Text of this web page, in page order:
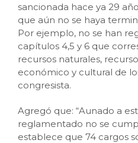
sancionada hace ya 29
que aún no se haya
Por ejemplo, no se han
capítulos 4,5 y 6 que
recursos naturales,
económico y cultural de
congresista.
Agregó que: “Aunado a
reglamentado no se
establece que 74 cargos